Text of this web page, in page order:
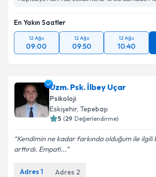
En Yakın Saatler
12 Ağu
09:00
12 Ağu
09:50
12 Ağu
10:40
Uzm. Psk. İlbey Uçar
Psikoloji
Eskişehir, Tepebaşı
5 (29 Değerlendirme)
Kendimin ne kadar farkında olduğum ile ilgili
arttırdı. Empati...
Adres 1 Adres 2